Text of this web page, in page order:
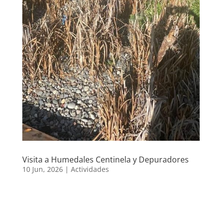
Visita a Humedales Centinela y Depuradores
10 Jun, 2026| Actividades